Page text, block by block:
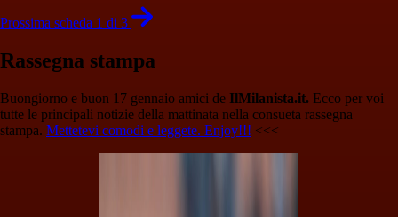
Prossima scheda 1 di 3
Rassegna stampa
Buongiorno e buon 17 gennaio amici de IlMilanista.it. Ecco per voi
tutte le principali notizie della mattinata nella consueta rassegna
stampa. Mettetevi comodi e leggete. Enjoy!!! <<<